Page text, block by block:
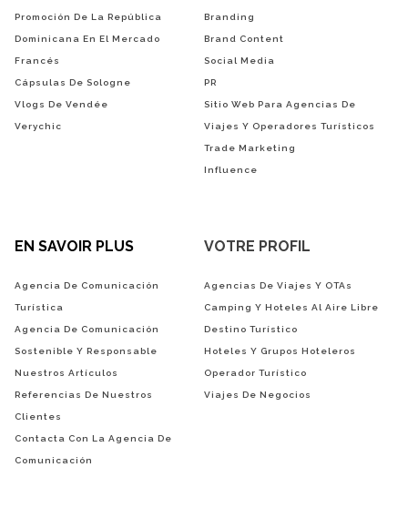
Promoción De La República
Dominicana En El Mercado
Francés
Cápsulas De Sologne
Vlogs De Vendée
Verychic
Branding
Brand Content
Social Media
PR
Sitio Web Para Agencias De
Viajes Y Operadores Turísticos
Trade Marketing
Influence
EN SAVOIR PLUS
Agencia De Comunicación
Turística
Agencia De Comunicación
Sostenible Y Responsable
Nuestros Artículos
Referencias De Nuestros
Clientes
Contacta Con La Agencia De
Comunicación
VOTRE PROFIL
Agencias De Viajes Y OTAs
Camping Y Hoteles Al Aire Libre
Destino Turístico
Hoteles Y Grupos Hoteleros
Operador Turístico
Viajes De Negocios